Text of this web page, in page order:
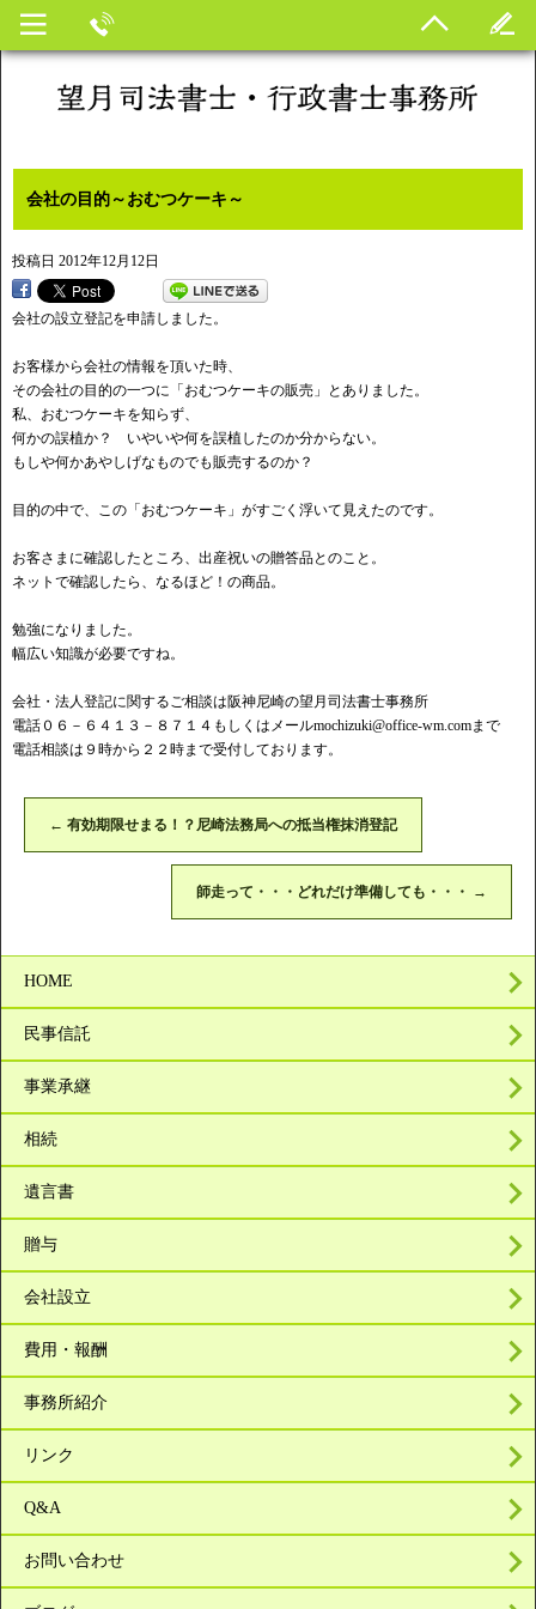
会社の目的～おむつケーキ～
投稿日 2012年12月12日
会社の設立登記を申請しました。
お客様から会社の情報を頂いた時、
その会社の目的の一つに「おむつケーキの販売」とありました。
私、おむつケーキを知らず、
何かの誤植か？ いやいや何を誤植したのか分からない。
もしや何かあやしげなものでも販売するのか？
目的の中で、この「おむつケーキ」がすごく浮いて見えたのです。
お客さまに確認したところ、出産祝いの贈答品とのこと。
ネットで確認したら、なるほど！の商品。
勉強になりました。
幅広い知識が必要ですね。
会社・法人登記に関するご相談は阪神尼崎の望月司法書士事務所
電話０６－６４１３－８７１４もしくはメールmochizuki@office-wm.comまで
電話相談は９時から２２時まで受付しております。
← 有効期限せまる！？尼崎法務局への抵当権抹消登記
師走って・・・どれだけ準備しても・・・ →
HOME
民事信託
事業承継
相続
遺言書
贈与
会社設立
費用・報酬
事務所紹介
リンク
Q&A
お問い合わせ